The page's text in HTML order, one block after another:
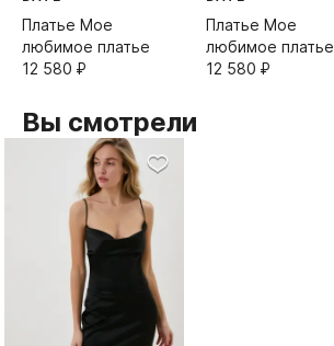
Платье Мое
любимое платье
12 580⁠ ⁠₽
Платье Мое
любимое платье
12 580⁠ ⁠₽
Вы смотрели